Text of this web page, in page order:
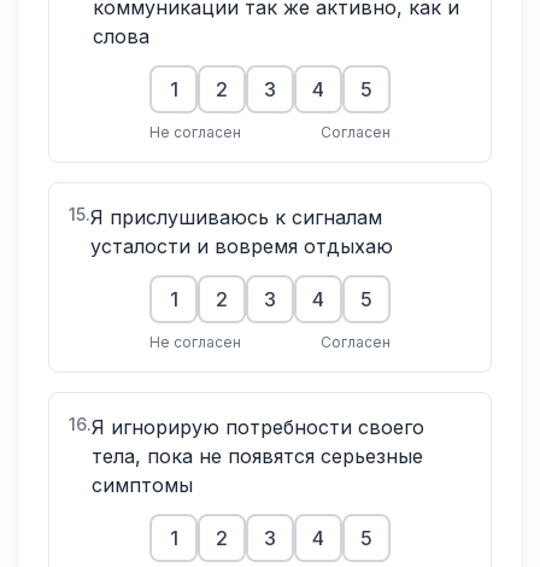
коммуникации так же активно, как и
слова
1 2 3 4 5
Не согласен Согласен
15.Я прислушиваюсь к сигналам
усталости и вовремя отдыхаю
1 2 3 4 5
Не согласен Согласен
16.Я игнорирую потребности своего
тела, пока не появятся серьезные
симптомы
1 2 3 4 5